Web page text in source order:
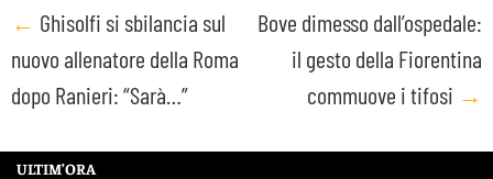
Post
navigation
← Ghisolfi si sbilancia sul
nuovo allenatore della Roma
dopo Ranieri: “Sarà…”
Bove dimesso dall’ospedale:
il gesto della Fiorentina
commuove i tifosi →
ULTIM’ORA